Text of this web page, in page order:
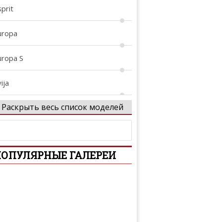
S
Раскрыть весь список моделей
ГАЛЕРЕИ